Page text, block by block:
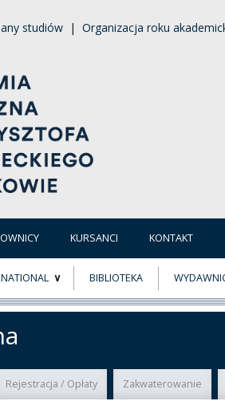
studiów | Organizacja roku
KURSANCI KONTAKT
BIBLIOTEKA
Rejestracja / Opłaty Zakwaterowanie